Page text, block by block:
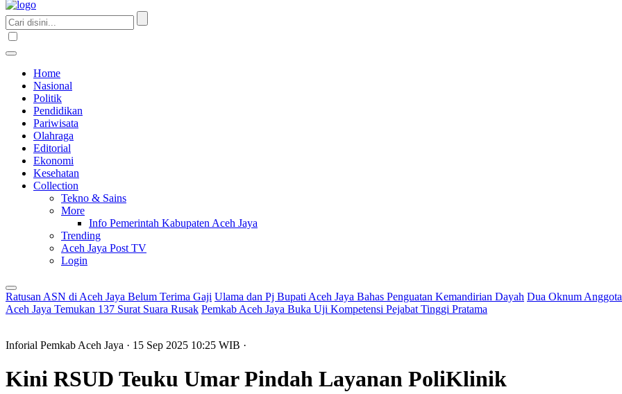
Home
Nasional
Politik
Pendidikan
Pariwisata
Olahraga
Editorial
Ekonomi
Kesehatan
Collection
Tekno & Sains
More
Info Pemerintah Kabupaten Aceh Jaya
Trending
Aceh Jaya Post TV
Login
Ratusan ASN di Aceh Jaya Belum Terima Gaji Ulama dan Pj Bupati Aceh Jaya Bahas Penguatan Kemandirian Dayah Dua Oknum
Aceh Jaya Temukan 137 Surat Suara Rusak Pemkab Aceh Jaya Buka Uji Kompetensi Pejabat Tinggi Pratama
Inforial Pemkab Aceh Jaya · 15 Sep 2025 10:25 WIB ·
Kini RSUD Teuku Umar Pindah Layanan PoliKlinik